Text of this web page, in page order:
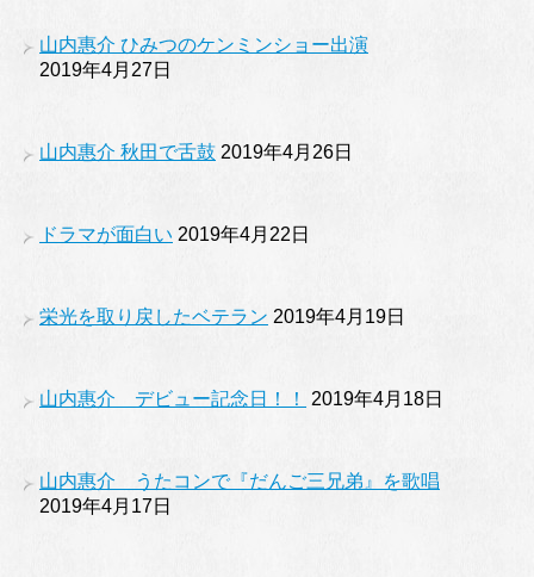
山内惠介 ひみつのケンミンショー出演
2019年4月27日
山内惠介 秋田で舌鼓 2019年4月26日
ドラマが面白い 2019年4月22日
栄光を取り戻したベテラン 2019年4月19日
山内惠介 デビュー記念日！！ 2019年4月18日
山内惠介 うたコンで『だんご三兄弟』を歌唱
2019年4月17日